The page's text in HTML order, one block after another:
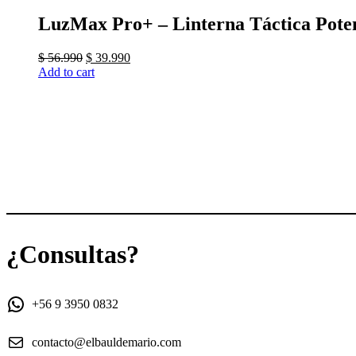
LuzMax Pro+ – Linterna Táctica
$56.990 Original
price
$ 39.990Current
Add to cart
¿Consultas?
+56 9 3950 0832
contacto@elbauldemario.com